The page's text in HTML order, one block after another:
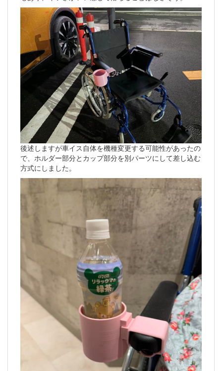
後述しますが車イス自体を機種変更する可能性があったの
で、ホルダー部分とカップ部分を別パーツにして差し込む
方式にしました。